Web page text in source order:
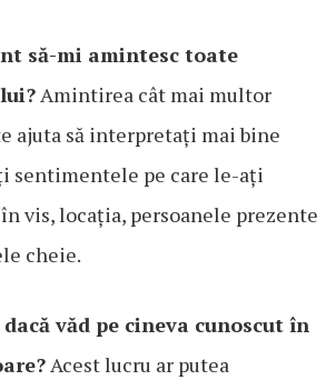
să-mi amintesc toate
Amintirea cât mai multor
ajuta să interpretați mai bine
sentimentele pe care le-ați
vis, locația, persoanele prezente
cheie.
văd pe cineva cunoscut în
Acest lucru ar putea